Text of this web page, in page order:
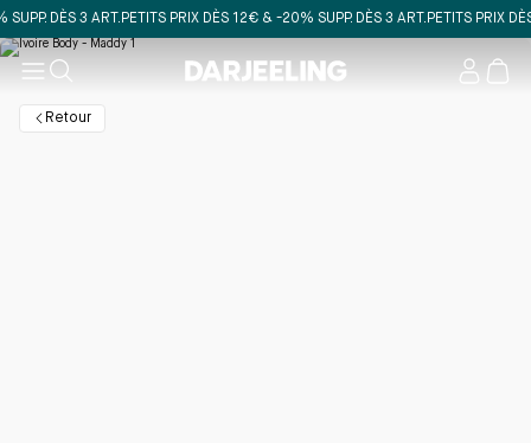
DÈS 3 ART.PETITS PRIX DÈS 12€ & -20% SUPP. DÈS 3 ART.PETITS PRIX DÈS
Mon
Retour